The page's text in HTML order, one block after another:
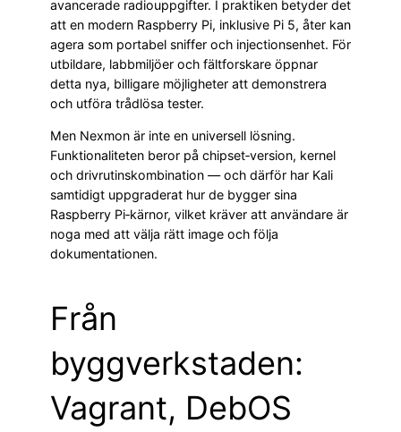
avancerade radiouppgifter. I praktiken betyder det
att en modern Raspberry Pi, inklusive Pi 5, åter kan
agera som portabel sniffer och injectionsenhet. För
utbildare, labbmiljöer och fältforskare öppnar
detta nya, billigare möjligheter att demonstrera
och utföra trådlösa tester.
Men Nexmon är inte en universell lösning.
Funktionaliteten beror på chipset‑version, kernel
och drivrutinskombination — och därför har Kali
samtidigt uppgraderat hur de bygger sina
Raspberry Pi‑kärnor, vilket kräver att användare är
noga med att välja rätt image och följa
dokumentationen.
Från
byggverkstaden:
Vagrant, DebOS